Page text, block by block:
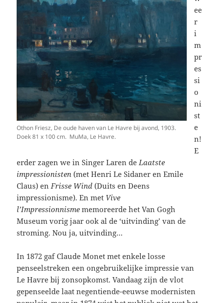
Othon Friesz, De oude haven van Le Havre bij avond, 1903.
Doek 81 x 100 cm. MuMa, Le Havre.
ee
r
i
m
pr
es
si
o
ni
st
e
n!
E
erder zagen we in Singer Laren de Laatste
impressionisten (met Henri Le Sidaner en Emile
Claus) en Frisse Wind (Duits en Deens
impressionisme). En met Vive
l’Impressionnisme memoreerde het Van Gogh
Museum vorig jaar ook al de ‘uitvinding’ van de
stroming. Nou ja, uitvinding…
In 1872 gaf Claude Monet met enkele losse
penseelstreken een ongebruikelijke impressie van
Le Havre bij zonsopkomst. Vandaag zijn de vlot
gepenseelde laat negentiende-eeuwse modernisten